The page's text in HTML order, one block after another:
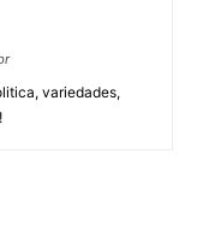
variedades,